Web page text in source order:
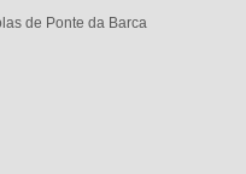
de Ponte da Barca